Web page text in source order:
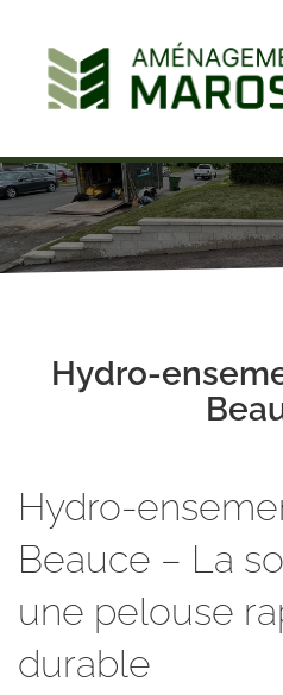
Hydro-
Hydro-
Beauce – La
une pelouse
durable